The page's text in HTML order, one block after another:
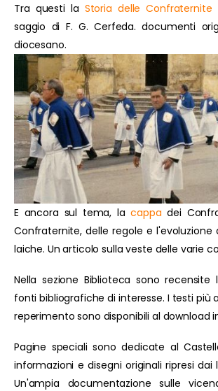
Tra questi la Storia delle Confraternite
saggio di F. G. Cerfeda. documenti
diocesano.
E ancora sul tema, lacappa dei
Confraternite, delle regole e l'evoluzione
laiche. Un articolo sulla veste delle varie
Nella sezione Biblioteca sono
fonti bibliografiche di interesse. I testi più
reperimento sono disponibili al download
Pagine speciali sono dedicate al
informazioni e disegni originali ripresi dai
Un'ampia documentazione sulle